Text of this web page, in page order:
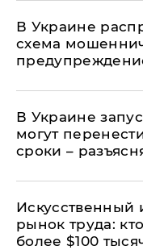
В Украине
схема
В Украине
могут
сроки –
Искусственный
рынок труда:
более $100